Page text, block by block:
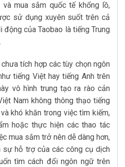
mua sắm quốc tế khổng lồ,
sử dụng xuyên suốt trên cả
của Taobao là tiếng Trung
tích hợp các tùy chọn ngôn
tiếng Việt hay tiếng Anh trên
vô hình trung tạo ra rào cản
Nam không thông thạo tiếng
khó khăn trong việc tìm kiếm,
hoặc thực hiện các thao tác
mua sắm trở nên dễ dàng hơn,
sự hỗ trợ của các công cụ dịch
tìm cách đổi ngôn ngữ trên